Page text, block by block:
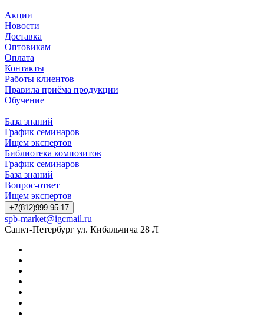
Акции
Новости
Доставка
Оптовикам
Оплата
Контакты
Работы клиентов
Правила приёма продукции
Обучение
База знаний
График семинаров
Ищем экспертов
Библиотека композитов
График семинаров
База знаний
Вопрос-ответ
Ищем экспертов
+7(812)999-95-17
spb-market@igcmail.ru
Санкт-Петербург ул. Кибальчича 28 Л